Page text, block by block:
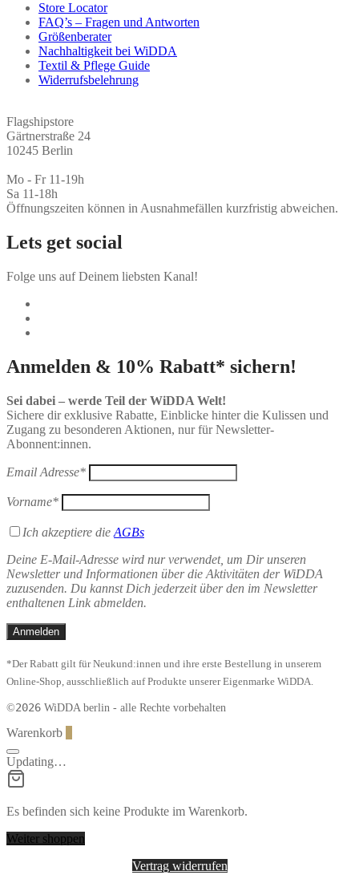
Store Locator
FAQ’s – Fragen und Antworten
Größenberater
Nachhaltigkeit bei WiDDA
Textil & Pflege Guide
Widerrufsbelehrung
Flagshipstore
Gärtnerstraße 24
10245 Berlin
Mo - Fr 11-19h
Sa 11-18h
Öffnungszeiten können in Ausnahmefällen kurzfristig abweichen.
Lets get social
Folge uns auf Deinem liebsten Kanal!
Anmelden & 10% Rabatt* sichern!
Sei dabei – werde Teil der WiDDA Welt!
Sichere dir exklusive Rabatte, Einblicke hinter die Kulissen und
Zugang zu besonderen Aktionen, nur für Newsletter-
Abonnent:innen.
Email Adresse*
Vorname*
Ich akzeptiere die AGBs
Deine E-Mail-Adresse wird nur verwendet, um Dir unseren
Newsletter und Informationen über die Aktivitäten der WiDDA
zuzusenden. Du kannst Dich jederzeit über den im Newsletter
enthaltenen Link abmelden.
*Der Rabatt gilt für Neukund:innen und ihre erste Bestellung in unserem
Online-Shop, ausschließlich auf Produkte unserer Eigenmarke WiDDA.
©2026 WiDDA berlin - alle Rechte vorbehalten
Warenkorb
Updating…
Es befinden sich keine Produkte im Warenkorb.
Weiter shoppen
Vertrag widerrufen